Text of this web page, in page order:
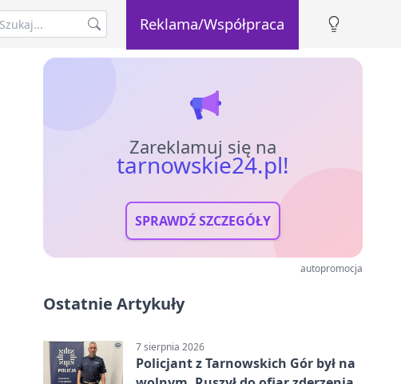
Reklama/Współpraca
Zareklamuj się na
tarnowskie24.pl!
SPRAWDŹ SZCZEGÓŁY
autopromocja
Ostatnie Artykuły
7 sierpnia 2026
Policjant z Tarnowskich Gór był na